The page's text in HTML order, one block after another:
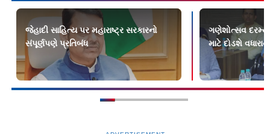
જેહાદી સાહિત્ય પર મહારાષ્ટ્ર સરકારનો
સંપૂર્ણપણે પ્રતિબંધ
ગણેશોત્સવ
માટે દોડશે